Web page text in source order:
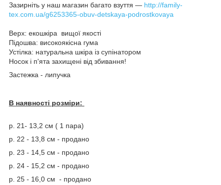
Зазирніть у наш магазин багато взуття — http://family-
tex.com.ua/g6253365-obuv-detskaya-podrostkovaya
Верх: екошкіра вищої якості
Підошва: високоякісна гума
Устілка: натуральна шкіра із супінатором
Носок і п'ята захищені від збивання!
Застежка - липучка
В наявності розміри:
р. 21- 13,2 см ( 1 пара)
р. 22 - 13,8 см - продано
р. 23 - 14,5 см - продано
р. 24 - 15,2 см - продано
р. 25 - 16,0 см - продано